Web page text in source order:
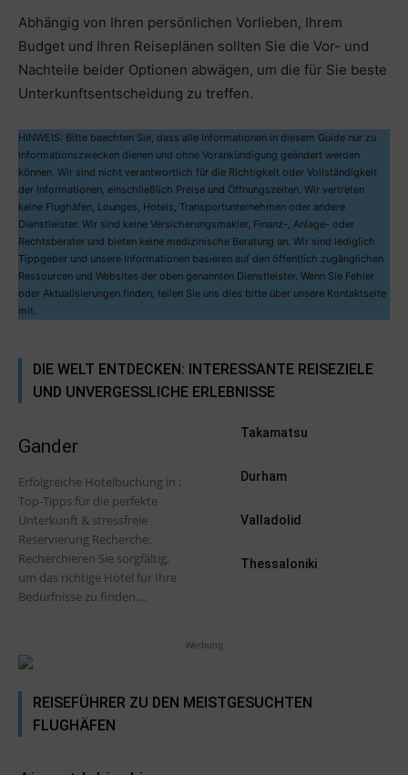
Abhängig von Ihren persönlichen Vorlieben, Ihrem
Budget und Ihren Reiseplänen sollten Sie die Vor- und
Nachteile beider Optionen abwägen, um die für Sie beste
Unterkunftsentscheidung zu treffen.
HINWEIS: Bitte beachten Sie, dass alle Informationen in diesem Guide nur zu
Informationszwecken dienen und ohne Vorankündigung geändert werden
können. Wir sind nicht verantwortlich für die Richtigkeit oder Vollständigkeit
der Informationen, einschließlich Preise und Öffnungszeiten. Wir vertreten
keine Flughäfen, Lounges, Hotels, Transportunternehmen oder andere
Dienstleister. Wir sind keine Versicherungsmakler, Finanz-, Anlage- oder
Rechtsberater und bieten keine medizinische Beratung an. Wir sind lediglich
Tippgeber und unsere Informationen basieren auf den öffentlich zugänglichen
Ressourcen und Websites der oben genannten Dienstleister. Wenn Sie Fehler
oder Aktualisierungen finden, teilen Sie uns dies bitte über unsere Kontaktseite
mit.
DIE WELT ENTDECKEN: INTERESSANTE REISEZIELE
UND UNVERGESSLICHE ERLEBNISSE
Gander
Erfolgreiche Hotelbuchung in :
Top-Tipps für die perfekte
Unterkunft & stressfreie
Reservierung Recherche:
Recherchieren Sie sorgfältig,
um das richtige Hotel für Ihre
Bedürfnisse zu finden....
Takamatsu
Durham
Valladolid
Thessaloniki
Werbung
REISEFÜHRER ZU DEN MEISTGESUCHTEN
FLUGHÄFEN